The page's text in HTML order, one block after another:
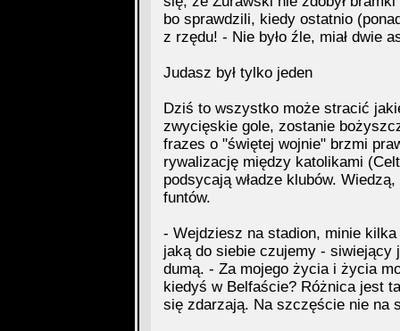
bo sprawdzili, kiedy ostatnio
z rzędu! - Nie było źle, miał dwie
Judasz był tylko jeden
Dziś to wszystko może stracić
zwycięskie gole, zostanie
frazes o "świętej wojnie" brzmi
rywalizację między katolikami
podsycają władze klubów.
funtów.
- Wejdziesz na stadion, minie
jaką do siebie czujemy - siwiejący
dumą. - Za mojego życia i życia
kiedyś w Belfaście? Różnica jest
się zdarzają. Na szczęście nie na